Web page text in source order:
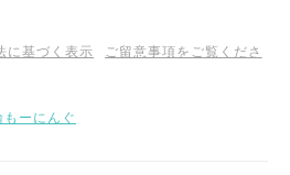
に基づく表示
ご留意事項をご覧くださ
もーにんぐ